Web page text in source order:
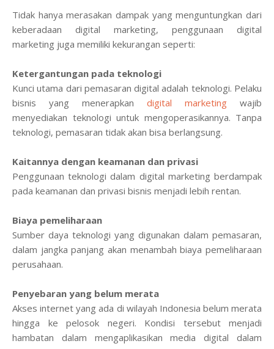
Tidak hanya merasakan dampak yang menguntungkan dari
keberadaan digital marketing, penggunaan digital
marketing juga memiliki kekurangan seperti:
Ketergantungan pada teknologi
Kunci utama dari pemasaran digital adalah teknologi. Pelaku
bisnis yang menerapkan digital marketing wajib
menyediakan teknologi untuk mengoperasikannya. Tanpa
teknologi, pemasaran tidak akan bisa berlangsung.
Kaitannya dengan keamanan dan privasi
Penggunaan teknologi dalam digital marketing berdampak
pada keamanan dan privasi bisnis menjadi lebih rentan.
Biaya pemeliharaan
Sumber daya teknologi yang digunakan dalam pemasaran,
dalam jangka panjang akan menambah biaya pemeliharaan
perusahaan.
Penyebaran yang belum merata
Akses internet yang ada di wilayah Indonesia belum merata
hingga ke pelosok negeri. Kondisi tersebut menjadi
hambatan dalam mengaplikasikan media digital dalam